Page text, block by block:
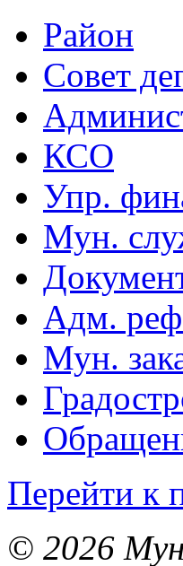
Район
Совет
КСО
Упр.
Мун.
Адм.
Мун.
Перейти к
© 2026